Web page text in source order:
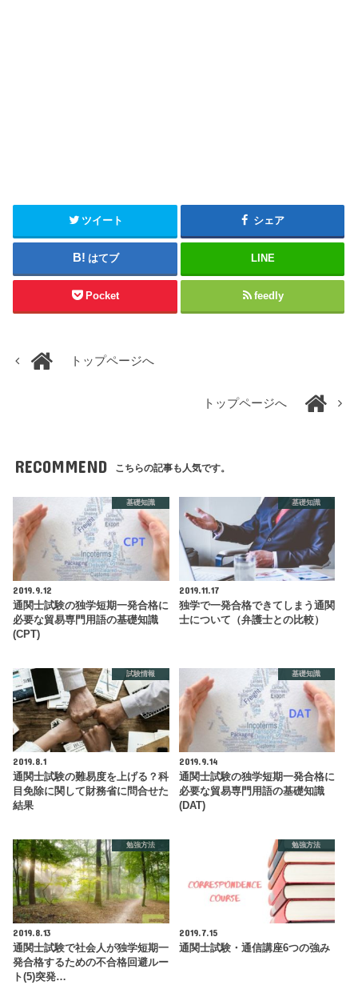
ツイート シェア
はてブ LINE
Pocket feedly
トップページへ
トップページへ
RECOMMEND こちらの記事も人気です。
基礎知識
2019.9.12
通関士試験の独学短期一発合格に
必要な貿易専門用語の基礎知識
(CPT)
基礎知識
2019.11.17
独学で一発合格できてしまう通関
士について（弁護士との比較）
試験情報
2019.8.1
通関士試験の難易度を上げる？科
目免除に関して財務省に問合せた
結果
基礎知識
2019.9.14
通関士試験の独学短期一発合格に
必要な貿易専門用語の基礎知識
(DAT)
勉強方法
2019.8.13
通関士試験で社会人が独学短期一
発合格するための不合格回避ルー
ト(5)突発…
勉強方法
2019.7.15
通関士試験・通信講座6つの強み